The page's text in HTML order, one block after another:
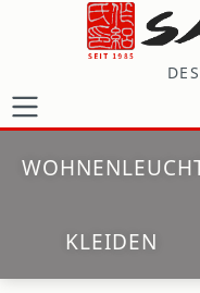
Zum Hauptinhalt
WOHNEN
KLEIDEN